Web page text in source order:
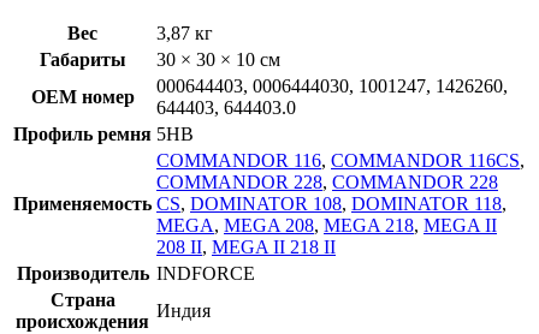
Вес
3,87 кг
Габариты
30 × 30 × 10 см
OEM номер
000644403, 0006444030, 1001247, 1426260,
644403, 644403.0
Профиль ремня 5HB
Применяемость
COMMANDOR 116, COMMANDOR 116CS,
COMMANDOR 228, COMMANDOR 228
CS, DOMINATOR 108, DOMINATOR 118,
MEGA, MEGA 208, MEGA 218, MEGA II
208 II, MEGA II 218 II
Производитель INDFORCE
Страна
происхождения
Индия